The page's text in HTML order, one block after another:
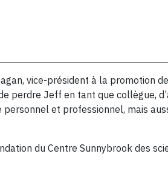
vice-président à la promotion
perdre Jeff en tant que collègue,
et professionnel, mais
du Centre Sunnybrook des